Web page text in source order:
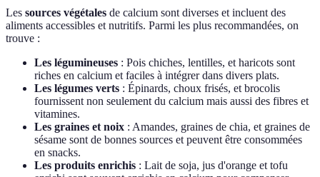
Les sources végétales de calcium sont diverses et incluent des
aliments accessibles et nutritifs. Parmi les plus recommandées, on
trouve :
Les légumineuses : Pois chiches, lentilles, et haricots sont
riches en calcium et faciles à intégrer dans divers plats.
Les légumes verts : Épinards, choux frisés, et brocolis
fournissent non seulement du calcium mais aussi des fibres et
vitamines.
Les graines et noix : Amandes, graines de chia, et graines de
sésame sont de bonnes sources et peuvent être consommées
en snacks.
Les produits enrichis : Lait de soja, jus d'orange et tofu